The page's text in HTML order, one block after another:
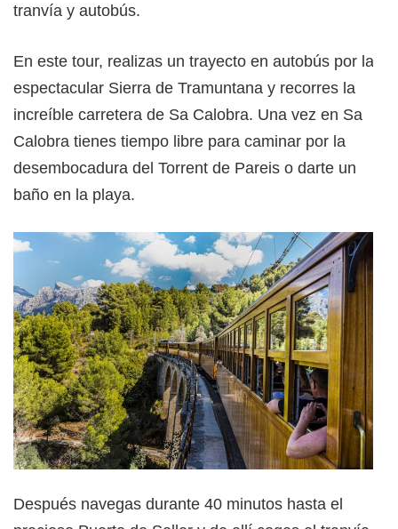
tranvía y autobús.
En este tour, realizas un trayecto en autobús por la
espectacular Sierra de Tramuntana y recorres la
increíble carretera de Sa Calobra. Una vez en Sa
Calobra tienes tiempo libre para caminar por la
desembocadura del Torrent de Pareis o darte un
baño en la playa.
Después navegas durante 40 minutos hasta el